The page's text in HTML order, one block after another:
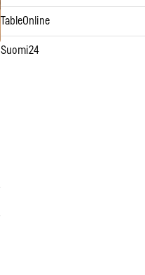
TableOnline
Suomi24